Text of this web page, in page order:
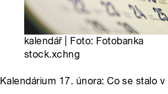
kalendář | Foto: Fotobanka
stock.xchng
Kalendárium 17. února: Co se stalo